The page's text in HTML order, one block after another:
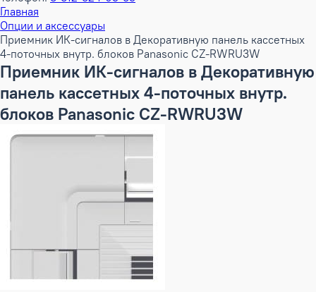
Главная
Опции и аксессуары
Приемник ИК-сигналов в Декоративную панель кассетных
4-поточных внутр. блоков Panasonic CZ-RWRU3W
Приемник ИК-сигналов в Декоративную
панель кассетных 4-поточных внутр.
блоков Panasonic CZ-RWRU3W